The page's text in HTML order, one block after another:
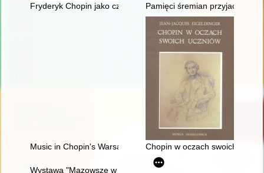
Fryderyk Chopin jako człowiek i muzykPamięci śremian przyjaciół
Music in Chopin's Warsaw Chopin w oczach swoich
Wystawa "Mazowsze w czasach Chopina" - połączenie